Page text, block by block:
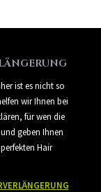
ist es nicht so
wir Ihnen bei
für wen die
geben Ihnen
Hair